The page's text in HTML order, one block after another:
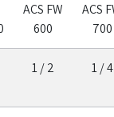
ACS FW
600
ACS
700
1 / 2 1 / 4